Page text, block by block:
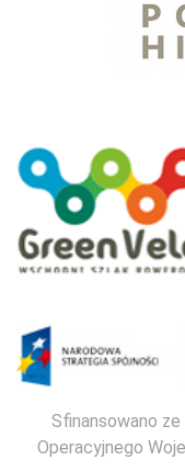
Sfinansowano
Operacyjnego